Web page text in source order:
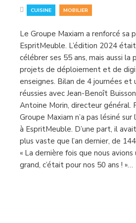
CUISINE MOBILIER
Le Groupe Maxiam a renforcé sa
EspritMeuble. L’édition 2024 était
célébrer ses 55 ans, mais aussi la
projets de déploiement et de
enseignes. Bilan de 4 journées et
réussies avec Jean-Benoît
Antoine Morin, directeur général.
Groupe Maxiam n’a pas lésiné
à EspritMeuble. D’une part, il
plus vaste que l’an dernier, de
« La dernière fois que nous avions
grand, c’était pour nos 50 ans ! »…